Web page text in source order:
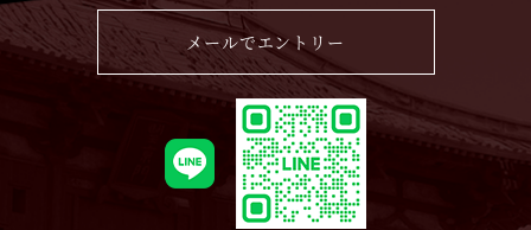
メールでエントリー